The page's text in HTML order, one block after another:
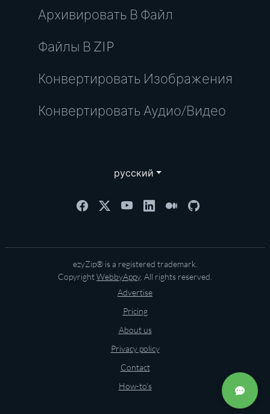
Архивировать В Файл
Файлы В ZIP
Конвертировать Изображения
Конвертировать Аудио/Видео
русский
ezyZip® is a registered trademark.
CopyrightWebbyAppy. All rights reserved.
Advertise
Pricing
About us
Privacy policy
Contact
How-to's